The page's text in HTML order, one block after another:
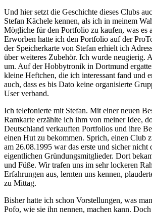
Und hier setzt die Geschichte dieses Clubs
Stefan Kächele kennen, als ich in meinem
Mögliche für den Portfolio zu kaufen, was es
Erworben hatte ich den Portfolio auf der
der Speicherkarte von Stefan erhielt ich
über weiteres Zubehör. Ich wurde neugierig.
um. Auf der Hobbytronik in Dortmund
kleine Heftchen, die ich interessant fand und
auch, dass es bis Dato keine organisierte
User verband.
Ich telefonierte mit Stefan. Mit einer neuen
Ramkarte erzählte ich ihm von meiner Idee,
Deutschland verkauften Portfolios und ihre
einen Hut zu bekommen. Sprich, einen Club
am 26.08.1995 war das erste und sicher nicht
eigentlichen Gründungsmitglieder. Dort
und Füße. Wir trafen uns im sehr lockeren
Erfahrungen aus, lernten uns kennen,
zu Mittag.
Bisher hatte ich schon Vorstellungen, was
Pofo, wie sie ihn nennen, machen kann.